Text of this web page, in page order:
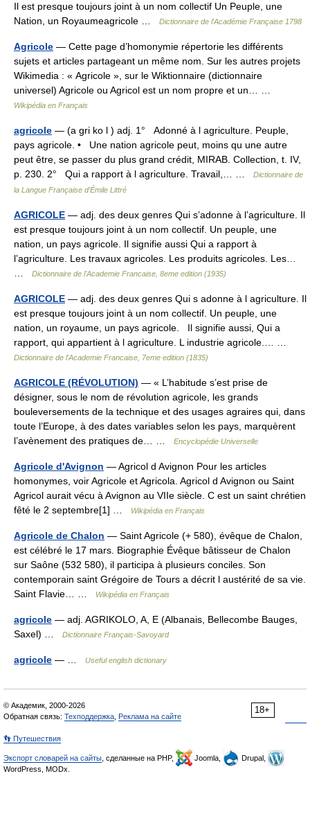
Il est presque toujours joint à un nom collectif Un Peuple, une
Nation, un Royaumeagricole …
Dictionnaire de l'Académie Française 1798
Agricole — Cette page d’homonymie répertorie les différents
sujets et articles partageant un même nom. Sur les autres projets
Wikimedia : « Agricole », sur le Wiktionnaire (dictionnaire
universel) Agricole ou Agricol est un nom propre et un… …
Wikipédia en Français
agricole — (a gri ko l ) adj. 1° Adonné à l agriculture. Peuple,
pays agricole. • Une nation agricole peut, moins qu une autre
peut être, se passer du plus grand crédit, MIRAB. Collection, t. IV,
p. 230. 2° Qui a rapport à l agriculture. Travail,… …
Dictionnaire de
la Langue Française d'Émile Littré
AGRICOLE — adj. des deux genres Qui s’adonne à l’agriculture. Il
est presque toujours joint à un nom collectif. Un peuple, une
nation, un pays agricole. Il signifie aussi Qui a rapport à
l’agriculture. Les travaux agricoles. Les produits agricoles. Les…
Dictionnaire de l'Academie Francaise, 8eme edition (1935)
AGRICOLE — adj. des deux genres Qui s adonne à l agriculture. Il
est presque toujours joint à un nom collectif. Un peuple, une
nation, un royaume, un pays agricole. Il signifie aussi, Qui a
rapport, qui appartient à l agriculture. L industrie agricole.… …
Dictionnaire de l'Academie Francaise, 7eme edition (1835)
AGRICOLE (RÉVOLUTION) — « L’habitude s’est prise de
désigner, sous le nom de révolution agricole, les grands
bouleversements de la technique et des usages agraires qui, dans
toute l’Europe, à des dates variables selon les pays, marquèrent
l’avènement des pratiques de… …
Encyclopédie Universelle
Agricole d'Avignon — Agricol d Avignon Pour les articles
homonymes, voir Agricole et Agricola. Agricol d Avignon ou Saint
Agricol aurait vécu à Avignon au VIIe siècle. C est un saint chrétien
fêté le 2 septembre[1] …
Wikipédia en Français
Agricole de Chalon — Saint Agricole (+ 580), évêque de Chalon,
est célébré le 17 mars. Biographie Évêque bâtisseur de Chalon
sur Saône (532 580), il participa à plusieurs conciles. Son
contemporain saint Grégoire de Tours a décrit l austérité de sa vie.
Saint Flavie… …
Wikipédia en Français
agricole — adj. AGRIKOLO, A, E (Albanais, Bellecombe Bauges,
Saxel) …
Dictionnaire Français-Savoyard
agricole — … Useful english dictionary
18+
© Академик, 2000-2026
Обратная связь: Техподдержка Реклама на сайте
👣 Путешествия
Экспорт словарей на сайты , сделанные на PHP, Joomla,
Drupal,
WordPress, MODx.